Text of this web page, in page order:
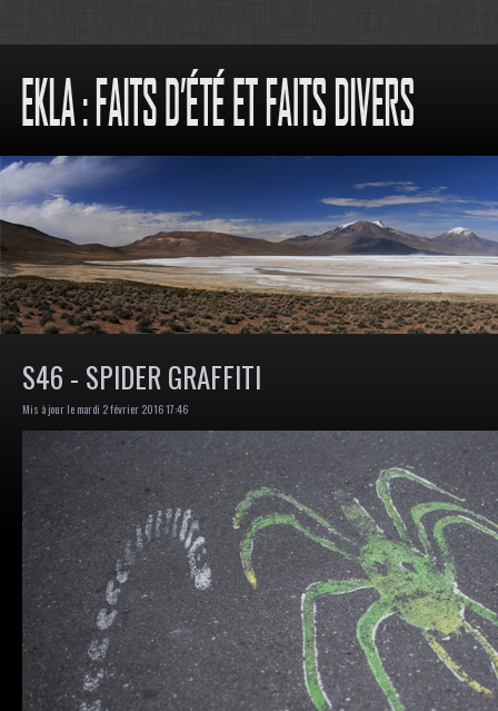
S46 - SPIDER GRAFFITI
Mis à jour le mardi 2 février 2016 17:46